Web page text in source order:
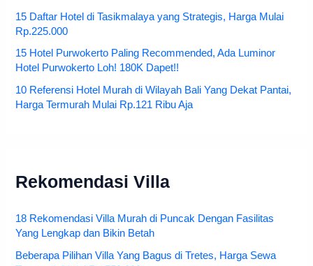
15 Daftar Hotel di Tasikmalaya yang Strategis, Harga Mulai
Rp.225.000
15 Hotel Purwokerto Paling Recommended, Ada Luminor
Hotel Purwokerto Loh! 180K Dapet!!
10 Referensi Hotel Murah di Wilayah Bali Yang Dekat Pantai,
Harga Termurah Mulai Rp.121 Ribu Aja
Rekomendasi Villa
18 Rekomendasi Villa Murah di Puncak Dengan Fasilitas
Yang Lengkap dan Bikin Betah
Beberapa Pilihan Villa Yang Bagus di Tretes, Harga Sewa